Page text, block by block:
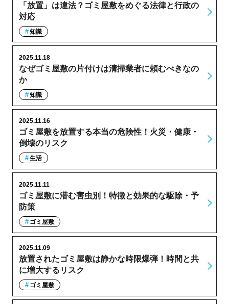
「放置」は違法？ゴミ屋敷をめぐる法律と行政の
対応
知識
なぜゴミ屋敷の片付けは清掃業者に頼むべきなの
か
2025.11.18
知識
ゴミ屋敷を放置する本当の危険性！火災・健康・
倒壊のリスク
2025.11.16
生活
ゴミ屋敷に潜む害虫別！特徴と効果的な駆除・予
防策
2025.11.11
ゴミ屋敷
放置されたゴミ屋敷は静かな時限爆弾！時間と共
に増大するリスク
2025.11.09
ゴミ屋敷